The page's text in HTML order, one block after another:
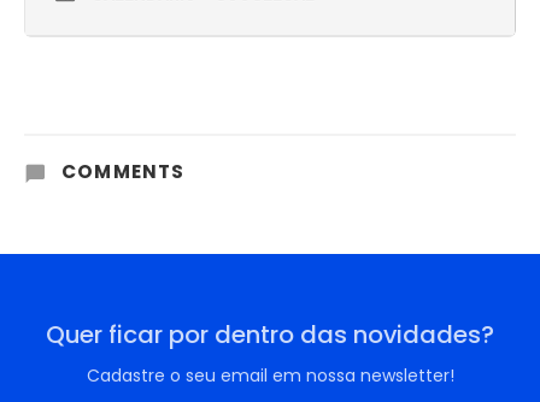
COMMENTS
Quer ficar por dentro das novidades?
Cadastre o seu email em nossa newsletter!